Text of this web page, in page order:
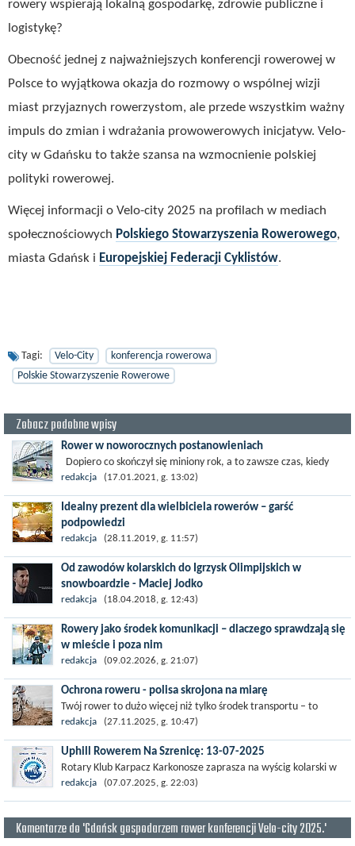
rowery wspierają lokalną gospodarkę, zdrowie publiczne i
logistykę?
Obecność jednej z najważniejszych konferencji rowerowej w
Polsce to wyjątkowa okazja do rozmowy o wspólnej wizji
miast przyjaznych rowerzystom, ale przede wszystkim ważny
impuls do zmian i wdrażania prowowerowych inicjatyw. Velo-
city w Gdańsku to także szansa na wzmocnienie polskiej
polityki rowerowej.
Więcej informacji o Velo-city 2025 na profilach w mediach
społecznościowych Polskiego Stowarzyszenia Rowerowego,
miasta Gdańsk i Europejskiej Federacji Cyklistów.
Tagi: Velo-City
konferencja rowerowa
Polskie Stowarzyszenie Rowerowe
Zobacz podobne wpisy
Rower w noworocznych postanowieniach
Dopiero co skończył się miniony rok, a to zawsze czas, kiedy
uwielbiamy stawiać sobie nowe cele i wyzwania. To czas kiedy
wydaje nam się, że...
redakcja (17.01.2021, g. 13:02)
Idealny prezent dla wielbiciela rowerów – garść
podpowiedzi
Święta zbliżają się wielkimi krokami i lada chwila będziemy
zastanawiać się nad tym, co kupić pod choinkę najbliższym i
przyjaciołom. Choć...
redakcja (28.11.2019, g. 11:57)
Od zawodów kolarskich do Igrzysk Olimpijskich w
snowboardzie - Maciej Jodko
„Pierwsze zwycięstwo to satysfakcja, wolność… prędkość” –
kiwa z uśmiechem głową Maciej Jodko, wspominając swoje
pierwsze...
redakcja (18.04.2018, g. 12:43)
Rowery jako środek komunikacji – dlaczego sprawdzają się
w mieście i poza nim
Poranne korki, brak miejsc parkingowych i nieregularne kursy
komunikacji zbiorowej sprawiają, że coraz więcej osób szuka
innych...
redakcja (09.02.2026, g. 21:07)
Ochrona roweru - polisa skrojona na miarę
Twój rower to dużo więcej niż tylko środek transportu – to
często towarzysz codziennych podróży, solidne narzędzie
pracy,...
redakcja (27.11.2025, g. 10:47)
Uphill Rowerem Na Szrenicę: 13-07-2025
Rotary Klub Karpacz Karkonosze zaprasza na wyścig kolarski w
nietypowej formule. Rowerem Na Szrenicę to rowerowy uphill
czyli jazda głównie...
redakcja (07.07.2025, g. 22:03)
Komentarze do 'Gdańsk gospodarzem rower konferencji Velo-city 2025.'